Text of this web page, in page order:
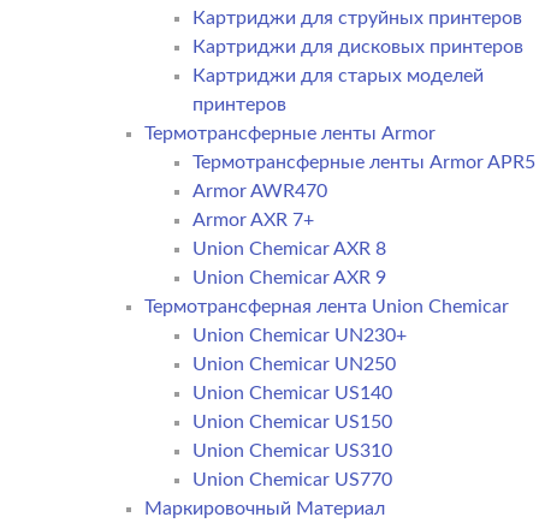
Картриджи для струйных принтеров
Картриджи для дисковых принтеров
Картриджи для старых моделей
принтеров
Термотрансферные ленты Armor
Термотрансферные ленты Armor APR5
Armor AWR470
Armor AXR 7+
Union Chemicar AXR 8
Union Chemicar AXR 9
Термотрансферная лента Union Chemicar
Union Chemicar UN230+
Union Chemicar UN250
Union Chemicar US140
Union Chemicar US150
Union Chemicar US310
Union Chemicar US770
Маркировочный Материал